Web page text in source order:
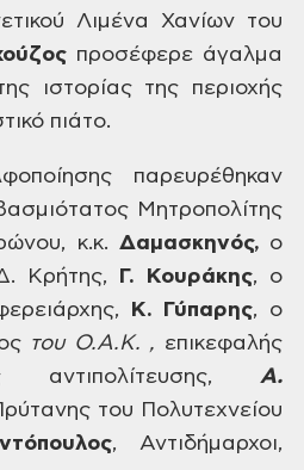
Λιμένα Χανίων του
προσέφερε άγαλμα
ιστορίας της περιοχής
πιάτο.
παρευρέθηκαν
Μητροπολίτης
κ.κ.Δαμασκηνός, ο
Κρήτης,
Γ. Κουράκης, ο
Κ. Γύπαρης, ο
του Ο.Α.Κ. , επικεφαλής
αντιπολίτευσης, Α.
του Πολυτεχνείου
, Αντιδήμαρχοι,